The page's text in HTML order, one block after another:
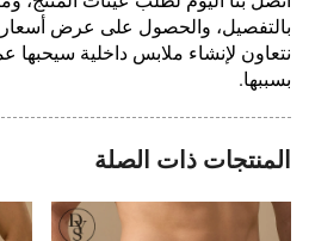
بالتفصيل، والحصول على عرض
نتعاون لإنشاء ملابس داخلية
بسببها.
المنتجات ذات الصلة